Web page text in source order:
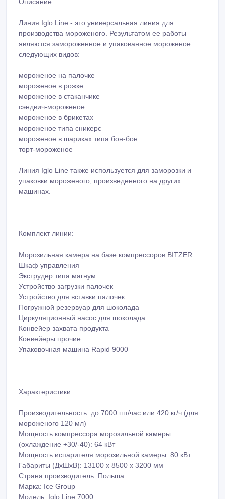
Описание:
Линия Iglo Line - это универсальная линия для
производства мороженого. Результатом ее работы
являются замороженное и упакованное мороженое
следующих видов:
мороженое на палочке
мороженое в рожке
мороженое в стаканчике
сэндвич-мороженое
мороженое в брикетах
мороженое типа сникерс
мороженое в шариках типа бон-бон
торт-мороженое
Линия Iglo Line также используется для заморозки и
упаковки мороженого, произведенного на других
машинах.
Комплект линии:
Морозильная камера на базе компрессоров BITZER
Шкаф управления
Экструдер типа магнум
Устройство загрузки палочек
Устройство для вставки палочек
Погружной резервуар для шоколада
Циркуляционный насос для шоколада
Конвейер захвата продукта
Конвейеры прочие
Упаковочная машина Rapid 9000
Характеристики:
Производительность: до 7000 шт/час или 420 кг/ч (для
мороженого 120 мл)
Мощность компрессора морозильной камеры
(охлаждение +30/-40): 64 кВт
Мощность испарителя морозильной камеры: 80 кВт
Габариты (ДхШхВ): 13100 х 8500 х 3200 мм
Страна производитель: Польша
Марка: Ice Group
Модель: Iglo Line 7000